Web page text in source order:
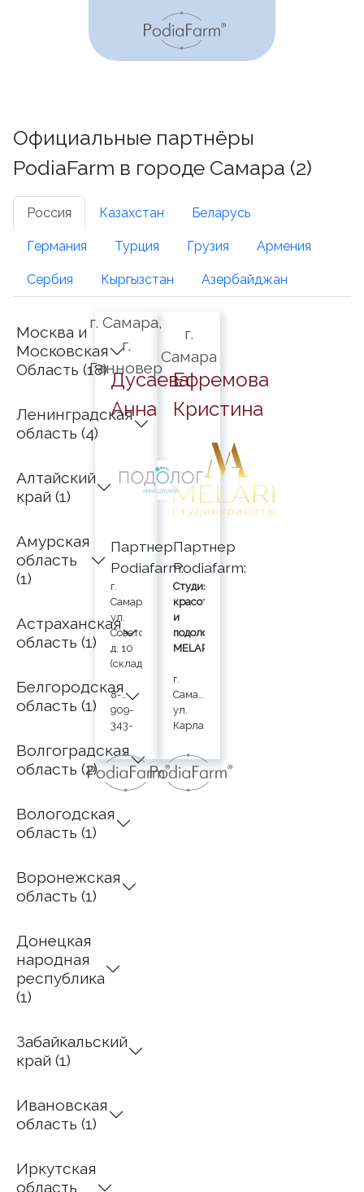
Официальные партнёры
PodiaFarm в городе Самара (2)
Россия Казахстан Беларусь
Германия Турция Грузия Армения
Сербия Кыргызстан Азербайджан
Москва и
Московская
Область (18)
Ленинградская
область (4)
Алтайский
край (1)
Амурская
область
(1)
Астраханская
область (1)
Белгородская
область (1)
Волгоградская
область (2)
Вологодская
область (1)
Воронежская
область (1)
Донецкая
народная
республика
(1)
Забайкальский
край (1)
Ивановская
область (1)
Иркутская
область
г. Самара,
г.
Ганновер
Дусаева
Анна
Партнер
Podiafarm:
г.
Самара,
ул.
Советская,
д. 10
(склад)
8-
909-
343-
Самара
+4917-
684-
70-23
online.com
г.
Самара
Ефремова
Кристина
Партнер
Podiafarm:
Студия
красоты
и
подологии
MELARI
г.
Самара,
ул.
Карла
д.
295в